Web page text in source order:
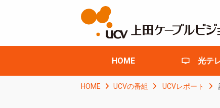
HOME 光テ
HOME UCVの番組 UCVレポート